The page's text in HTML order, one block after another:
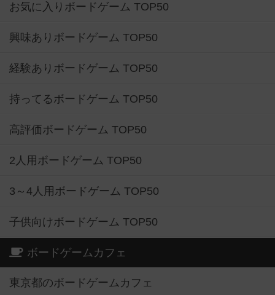
お気に入りボードゲーム TOP50
興味ありボードゲーム TOP50
経験ありボードゲーム TOP50
持ってるボードゲーム TOP50
高評価ボードゲーム TOP50
2人用ボードゲーム TOP50
3～4人用ボードゲーム TOP50
子供向けボードゲーム TOP50
ボードゲームカフェ
東京都のボードゲームカフェ